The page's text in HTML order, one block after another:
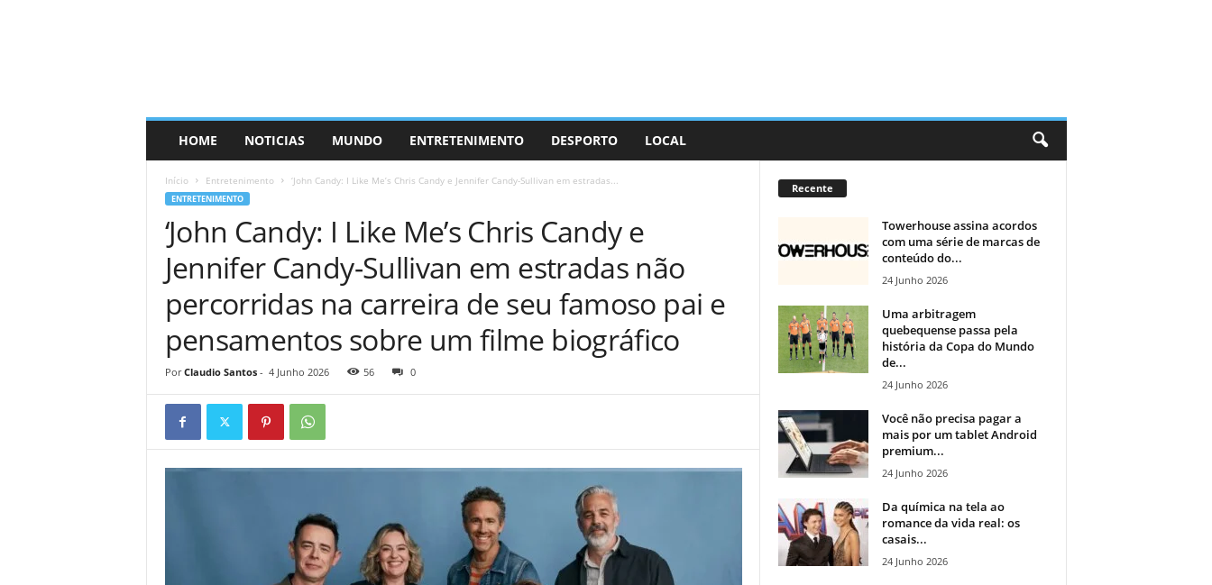
HOME NOTICIAS MUNDO ENTRETENIMENTO DESPORTO LOCAL
Início Entretenimento ‘John Candy: I ​​Like Me’s Chris Candy e Jennifer Candy-Sullivan em estradas...
ENTRETENIMENTO
‘John Candy: I ​​Like Me’s Chris Candy e
Jennifer Candy-Sullivan em estradas não
percorridas na carreira de seu famoso pai e
pensamentos sobre um filme biográfico
Por Claudio Santos- 4 Junho 2026 56 0
Recente
Towerhouse assina acordos
com uma série de marcas de
conteúdo do...
24 Junho 2026
Uma arbitragem
quebequense passa pela
história da Copa do Mundo
de...
24 Junho 2026
Você não precisa pagar a
mais por um tablet Android
premium...
24 Junho 2026
Da química na tela ao
romance da vida real: os
casais...
24 Junho 2026